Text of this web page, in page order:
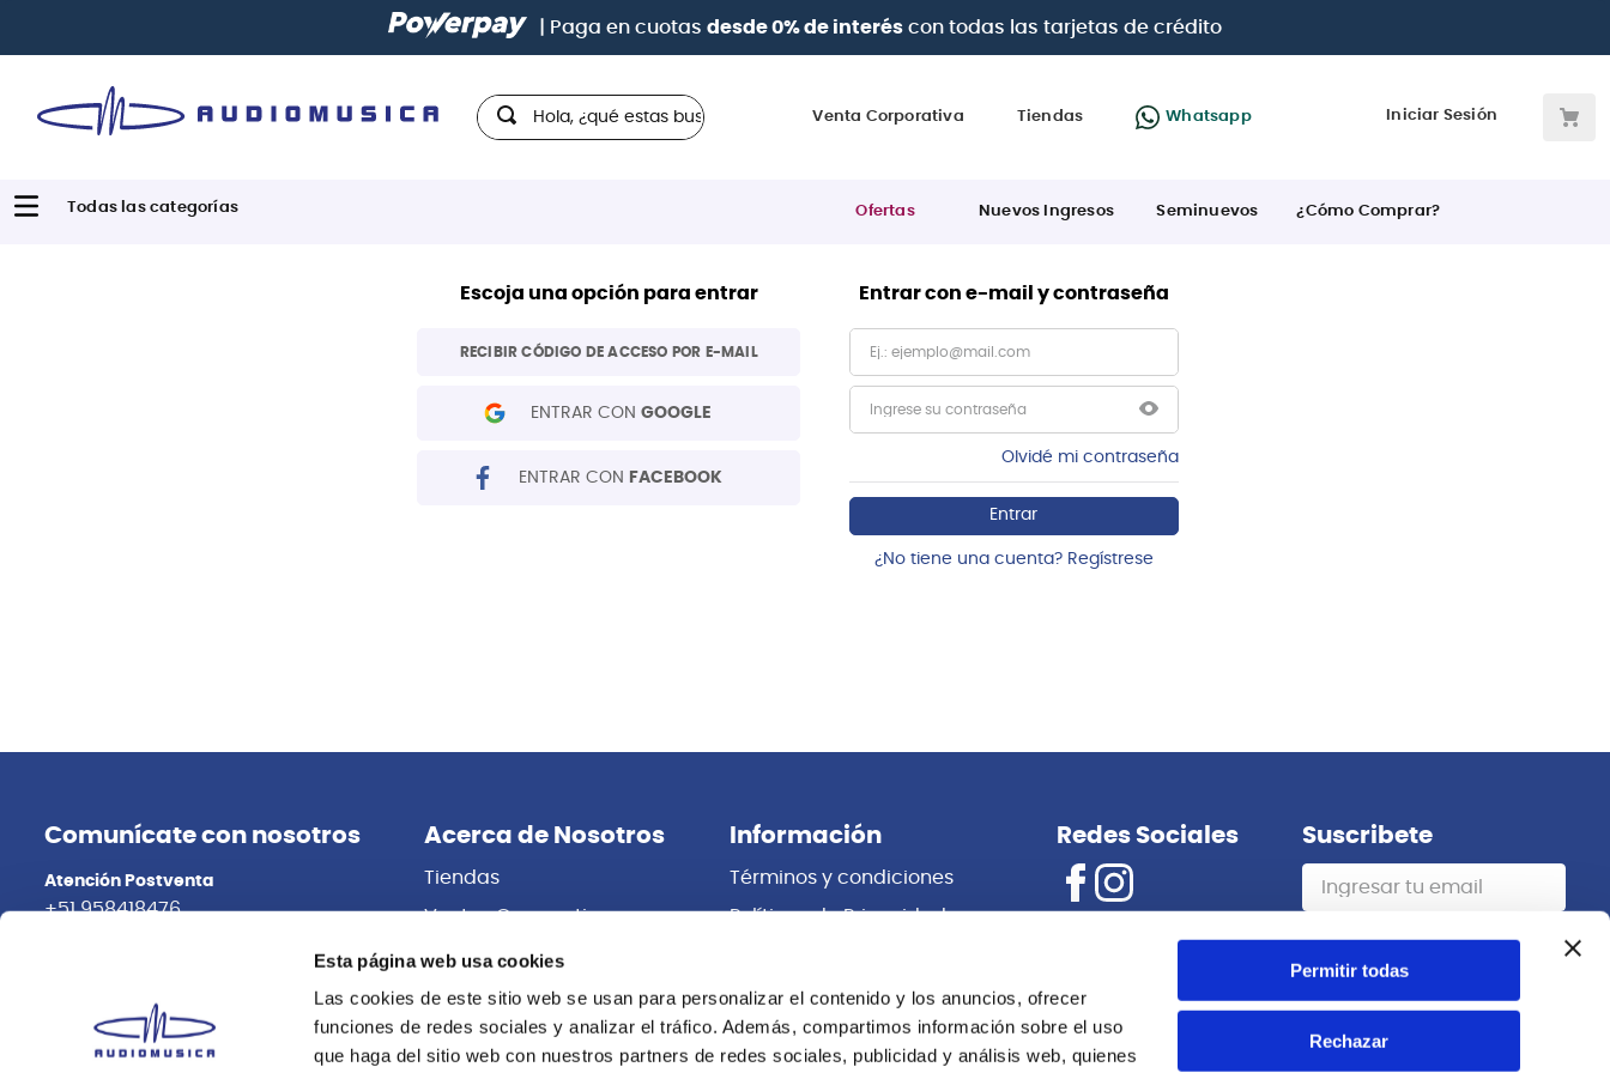
Esta página web usa cookies
Las cookies de este sitio web se usan para personalizar el contenido y los anuncios, ofrecer
funciones de redes sociales y analizar el tráfico. Además, compartimos información sobre el uso
que haga del sitio web con nuestros partners de redes sociales, publicidad y análisis web, quienes
Permitir todas
Rechazar
| Paga en cuotas desde 0% de interéscon todas las tarjetas de crédito
Hola, ¿qué estas buscando?
Venta Corporativa Tiendas Whatsapp Iniciar Sesión
Ofertas Nuevos Ingresos Seminuevos ¿Cómo Comprar?
Escoja una opción para entrar
RECIBIR CÓDIGO DE ACCESO POR E-MAIL
ENTRAR CON GOOGLE
ENTRAR CON FACEBOOK
Entrar con e-mail y contraseña
Olvidé mi contraseña
Entrar
¿No tiene una cuenta? Regístrese
Comunícate con nosotros
Atención Postventa
+51 958418476
Acerca de Nosotros
Tiendas
Ventas Corporativas
Distribuidores
Trabaja con Nosotros
Información
Términos y condiciones
Políticas de Privacidad
Cambios y Devoluciones
Centro de información
Libro de
Redes Sociales Suscribete
Suscribirme